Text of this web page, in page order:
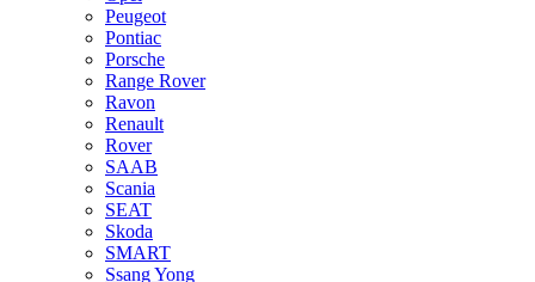
Peugeot
Pontiac
Porsche
Range Rover
Ravon
Renault
Rover
SAAB
Scania
SEAT
Skoda
SMART
Ssang Yong